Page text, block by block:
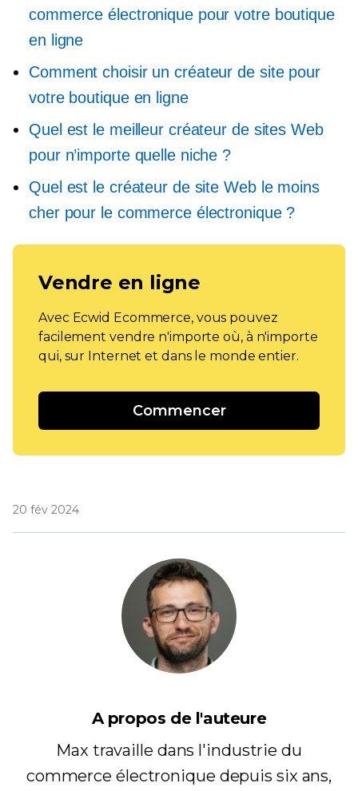
commerce électronique pour votre boutique
en ligne
Comment choisir un créateur de site pour
votre boutique en ligne
Quel est le meilleur créateur de sites Web
pour n’importe quelle niche ?
Quel est le créateur de site Web le moins
cher pour le commerce électronique ?
Vendre en ligne
Avec Ecwid Ecommerce, vous pouvez
facilement vendre n'importe où, à n'importe
qui, sur Internet et dans le monde entier.
Commencer
20 fév 2024
A propos de l'auteure
Max travaille dans l'industrie du
commerce électronique depuis six ans,